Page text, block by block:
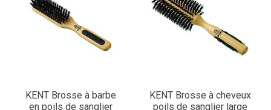
KENT Brosse à barbe
en poils de sanglier
KENT Brosse à cheveux
poils de sanglier large